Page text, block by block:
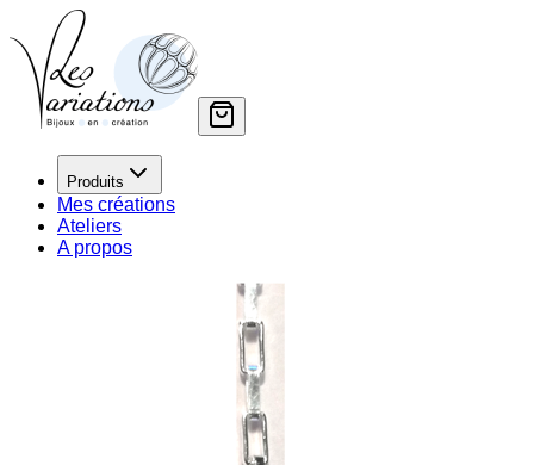
Produits
Mes créations
Ateliers
A propos